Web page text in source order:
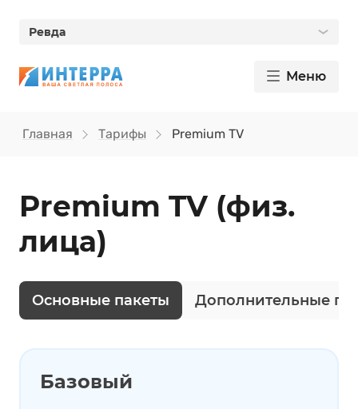
Ревда
Меню
Главная Тарифы Premium TV
Premium TV (физ.
лица)
Основные пакеты Дополнительные
Базовый